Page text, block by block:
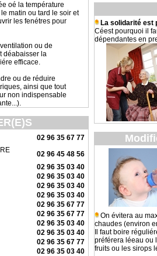
oé la température
matin ou tard le soir et
les fenétres pour
ou de
déabaisser la
efficace.
ou de réduire
ainsi que tout
non indispensable
02 96 35 67 77
02 96 45 48 56
02 96 35 03 40
02 96 35 03 40
02 96 35 03 40
02 96 35 03 40
02 96 35 67 77
02 96 35 67 77
02 96 35 03 40
02 96 35 03 40
02 96 35 67 77
02 96 35 03 40
La solidarité est
Céest pourquoi il
dépendantes en
On évitera au
chaudes (environ
Il faut boire
préférera léeau ou
fruits ou les sirops